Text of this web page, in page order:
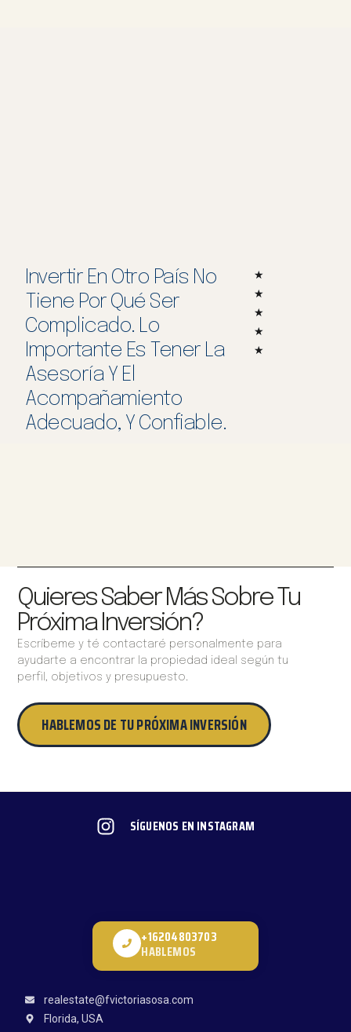
Invertir En Otro País No
Tiene Por Qué Ser
Complicado. Lo
Importante Es Tener La
Asesoría Y El
Acompañamiento
Adecuado, Y Confiable.
★
★
★
★
★
5/5
Quieres Saber Más Sobre Tu
Próxima Inversión?
Escríbeme y té contactaré personalmente para
ayudarte a encontrar la propiedad ideal según tu
perfil, objetivos y presupuesto.
HABLEMOS DE TU PRÓXIMA INVERSIÓN
SÍGUENOS EN INSTAGRAM
+16204803703
HABLEMOS
realestate@fvictoriasosa.com
Florida, USA